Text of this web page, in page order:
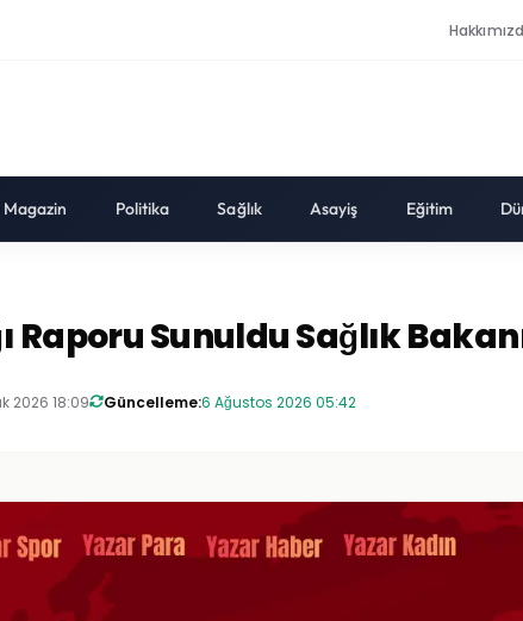
Magazin Politika Sağlık Asayiş Eğitim
Raporu Sunuldu Sağlık
2026 18:09 Güncelleme:6 Ağustos 2026 05:42